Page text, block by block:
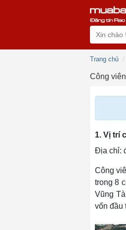
Trang chủ
Công
1. Vị trí
Địa chỉ:
Công
trong 8
Vũng
vốn đầu